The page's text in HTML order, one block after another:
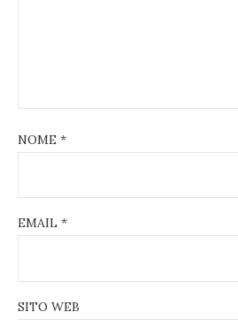
NOME *
EMAIL *
SITO WEB